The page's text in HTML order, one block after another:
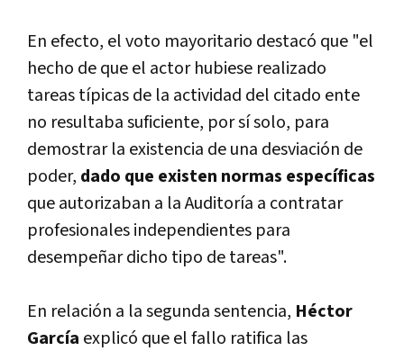
En efecto, el voto mayoritario destacó que "el
hecho de que el actor hubiese realizado
tareas típicas de la actividad del citado ente
no resultaba suficiente, por sí solo, para
demostrar la existencia de una desviación de
poder, dado que existen normas específicas
que autorizaban a la Auditoría a contratar
profesionales independientes para
desempeñar dicho tipo de tareas".
En relación a la segunda sentencia, Héctor
García explicó que el fallo ratifica las